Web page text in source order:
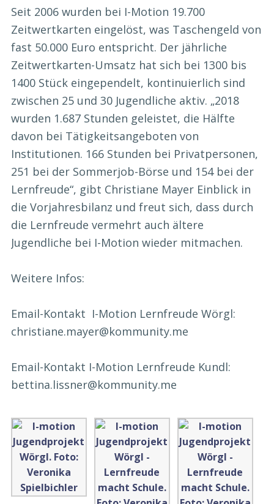
Seit 2006 wurden bei I-Motion 19.700
Zeitwertkarten eingelöst, was Taschengeld von
fast 50.000 Euro entspricht. Der jährliche
Zeitwertkarten-Umsatz hat sich bei 1300 bis
1400 Stück eingependelt, kontinuierlich sind
zwischen 25 und 30 Jugendliche aktiv. „2018
wurden 1.687 Stunden geleistet, die Hälfte
davon bei Tätigkeitsangeboten von
Institutionen. 166 Stunden bei Privatpersonen,
251 bei der Sommerjob-Börse und 154 bei der
Lernfreude“, gibt Christiane Mayer Einblick in
die Vorjahresbilanz und freut sich, dass durch
die Lernfreude vermehrt auch ältere
Jugendliche bei I-Motion wieder mitmachen.
Weitere Infos:
Email-Kontakt I-Motion Lernfreude Wörgl:
christiane.mayer@kommunity.me
Email-Kontakt I-Motion Lernfreude Kundl:
bettina.lissner@kommunity.me